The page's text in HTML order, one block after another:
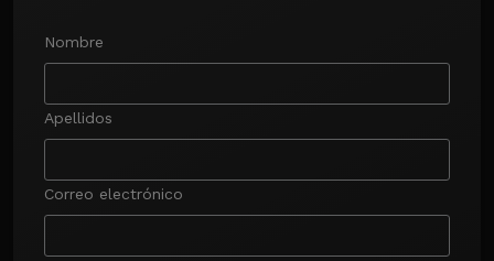
Nombre
Apellidos
Correo electrónico